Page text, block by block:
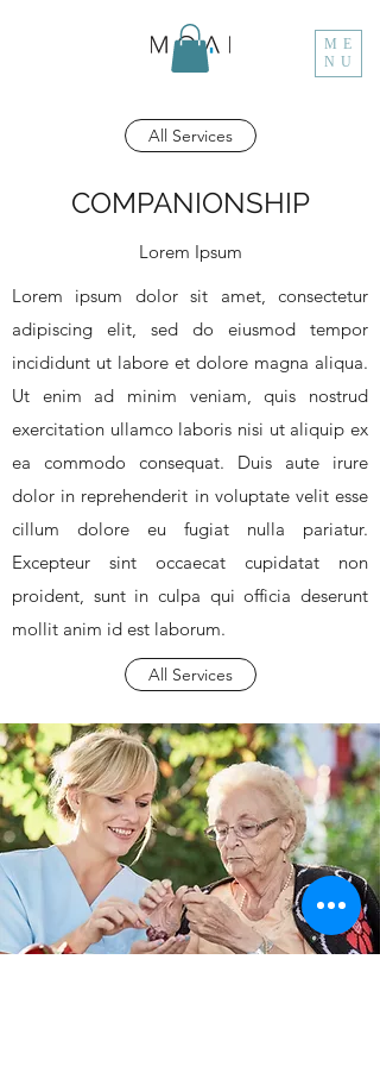
ME
NU
All Services
COMPANIONSHIP
Lorem Ipsum
Lorem ipsum dolor sit amet, consectetur
adipiscing elit, sed do eiusmod tempor
incididunt ut labore et dolore magna aliqua.
Ut enim ad minim veniam, quis nostrud
exercitation ullamco laboris nisi ut aliquip ex
ea commodo consequat. Duis aute irure
dolor in reprehenderit in voluptate velit esse
cillum dolore eu fugiat nulla pariatur.
Excepteur sint occaecat cupidatat non
proident, sunt in culpa qui officia deserunt
mollit anim id est laborum.
All Services